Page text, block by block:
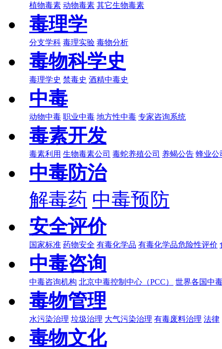
植物毒素 动物毒素 其它生物毒素
毒理学
分支学科 毒理实验 毒物分析
毒物科学史
毒理学史 禁毒史 酒精中毒史
中毒
动物中毒 职业中毒 地方性中毒 专家咨询系统
毒素开发
毒素利用 生物毒素公司 毒蛇养殖公司 养蝎公告 蜂业公
中毒防治
解毒药 中毒预防
安全评价
国家标准 药物安全 有毒化学品 有毒化学品危险性评价
中毒咨询
中毒咨询机构 北京中毒控制中心（PCC） 世界各国中
毒物管理
水污染治理 垃圾治理 大气污染治理 有毒废料治理 法律
毒物文化